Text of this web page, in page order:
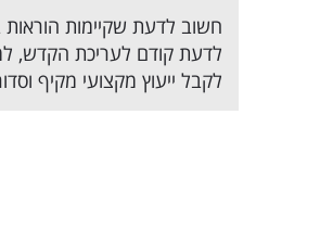
חשוב לדעת שקיימות הוראות
לדעת קודם לעריכת הקדש,
לקבל ייעוץ מקצועי מקיף